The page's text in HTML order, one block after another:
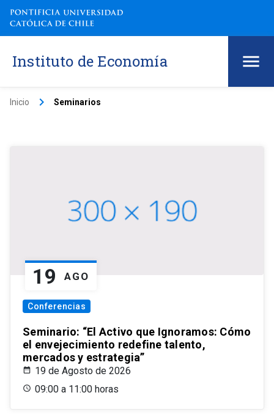
Instituto de Economía
Inicio keyboard_arrow_right Seminarios
19 AGO
Conferencias
Seminario: “El Activo que Ignoramos: Cómo
el envejecimiento redefine talento,
mercados y estrategia”
19 de Agosto de 2026
09:00 a 11:00 horas